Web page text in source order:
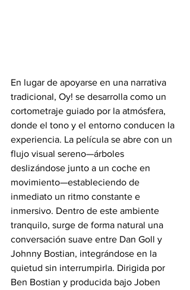
En lugar de apoyarse en una narrativa
tradicional, Oy! se desarrolla como un
cortometraje guiado por la atmósfera,
donde el tono y el entorno conducen la
experiencia. La película se abre con un
flujo visual sereno—árboles
deslizándose junto a un coche en
movimiento—estableciendo de
inmediato un ritmo constante e
inmersivo. Dentro de este ambiente
tranquilo, surge de forma natural una
conversación suave entre Dan Goll y
Johnny Bostian, integrándose en la
quietud sin interrumpirla. Dirigida por
Ben Bostian y producida bajo Joben